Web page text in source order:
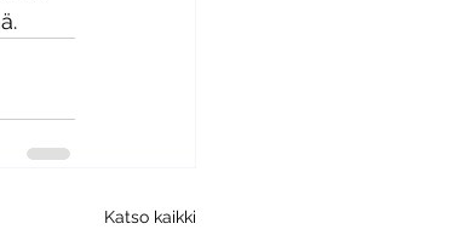
Katso kaikki